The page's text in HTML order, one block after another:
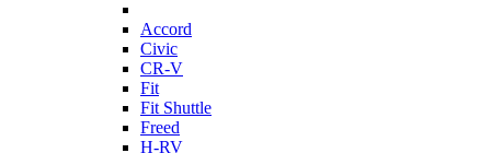
Accord
Civic
CR-V
Fit
Fit Shuttle
Freed
H-RV